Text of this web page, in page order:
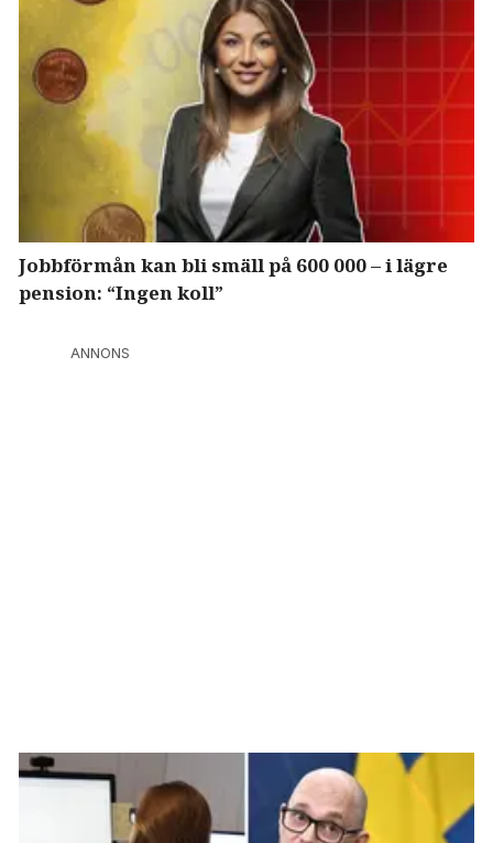
Jobbförmån kan bli smäll på 600 000 – i lägre
pension: “Ingen koll”
ANNONS